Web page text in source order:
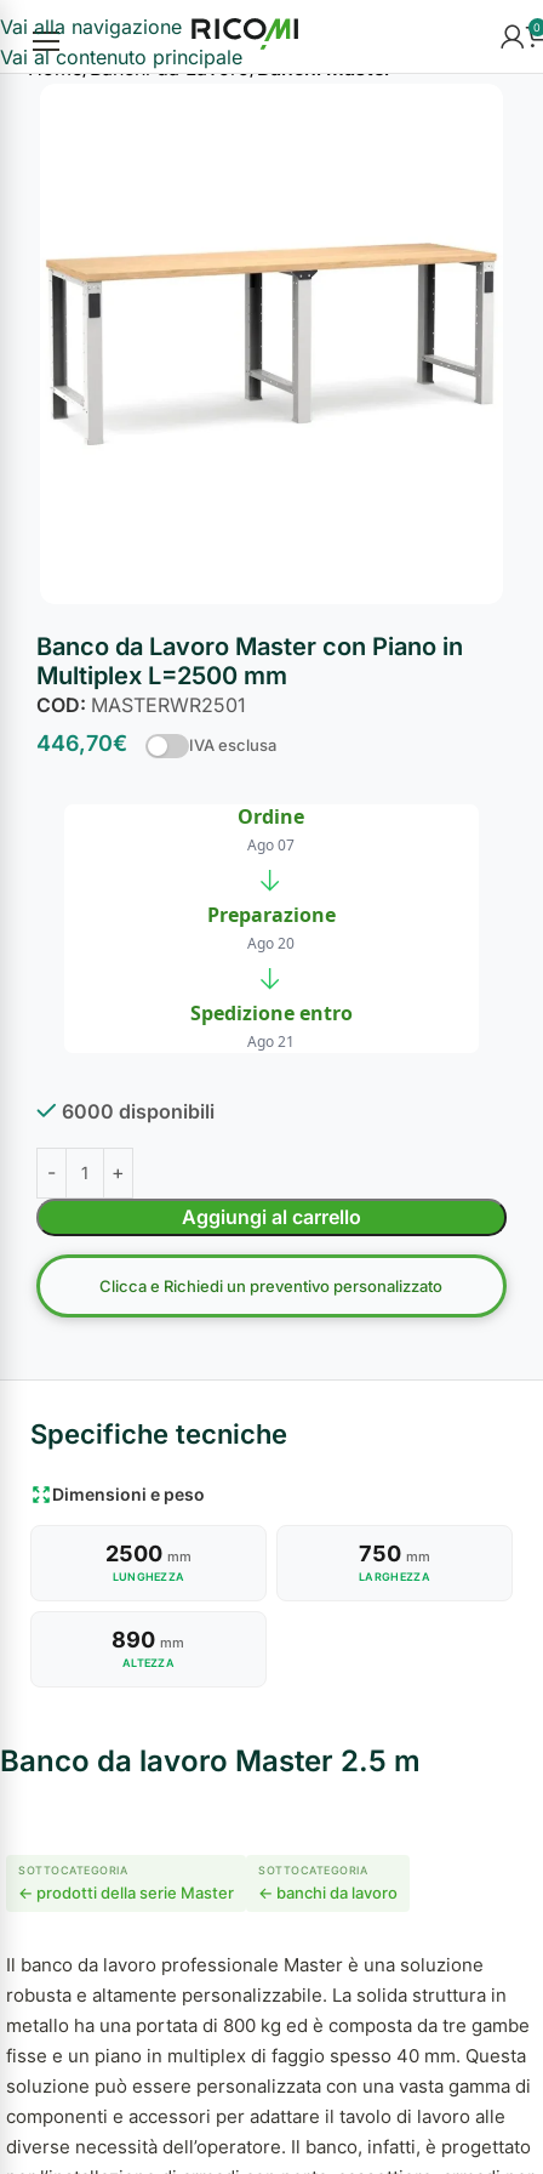
Vai alla navigazione
Vai al contenuto principale
0
Home Banchi da Lavoro Banchi Master
Banco da Lavoro Master con Piano in
Multiplex L=2500 mm
COD: MASTERWR2501
446,70€ IVA esclusa
Ordine
Ago 07
→
Preparazione
Ago 20
→
Spedizione entro
Ago 21
6000 disponibili
Aggiungi al carrello
Clicca e Richiedi un preventivo personalizzato
Specifiche tecniche
Dimensioni e peso
2500 mm
LUNGHEZZA
750 mm
LARGHEZZA
890mm
ALTEZZA
Banco da lavoro Master 2.5 m
SOTTOCATEGORIA
← prodotti della serie Master
SOTTOCATEGORIA
← banchi da lavoro
Il banco da lavoro professionale Master è una soluzione
robusta e altamente personalizzabile. La solida struttura in
metallo ha una portata di 800 kg ed è composta da tre gambe
fisse e un piano in multiplex di faggio spesso 40 mm. Questa
soluzione può essere personalizzata con una vasta gamma di
componenti e accessori per adattare il tavolo di lavoro alle
diverse necessità dell’operatore. Il banco, infatti, è progettato